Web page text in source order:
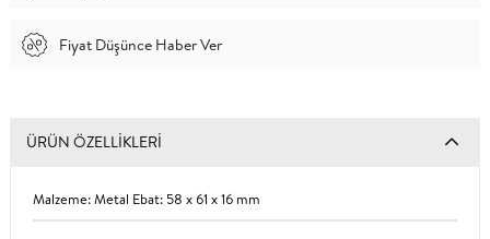
Fiyat Düşünce Haber Ver
ÜRÜN ÖZELLIKLERI
Malzeme: Metal Ebat: 58 x 61 x 16 mm